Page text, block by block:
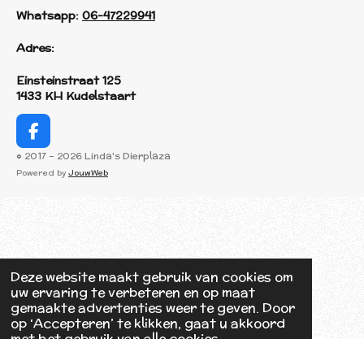
Deze website maakt gebruik van cookies om
uw ervaring te verbeteren en op maat
gemaakte advertenties weer te geven. Door
op ‘Accepteren’ te klikken, gaat u akkoord
Whatsapp: 06-47229941
Adres:
Einsteinstraat 125
1433 KH Kudelstaart
F
a
c
© 2017 - 2026 Linda's Dierplaza
Powered by JouwWeb